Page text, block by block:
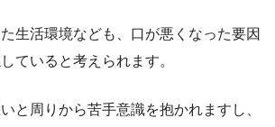
生活環境なども、口が悪くなった要因
ていると考えられます。
と周りから苦手意識を抱かれますし、